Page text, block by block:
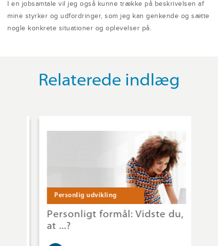
I en jobsamtale vil jeg også kunne trække på beskrivelsen af
mine styrker og udfordringer, som jeg kan genkende og sætte
nogle konkrete situationer og oplevelser på.
Relaterede indlæg
Personlig udvikling
Personligt formål: Vidste du,
at ...?